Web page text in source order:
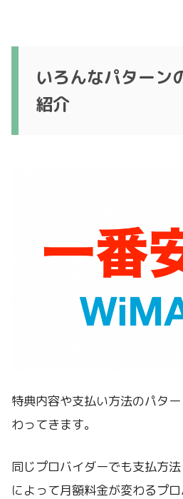
いろんなパターン
紹介
特典内容や支払い方法のパタ
わってきます。
同じプロバイダーでも支払方
によって月額料金が変わるプロ